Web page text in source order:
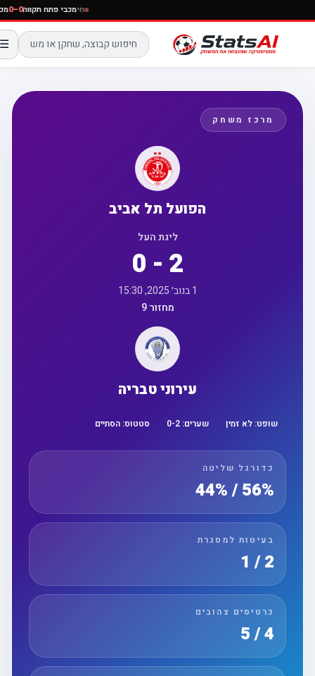
חימכבי פתח תקווה0–0
☰
מרכז משחק
הפועל תל אביב
ליגת העל
0 - 2
מחזור 9
עירוני טבריה
שופט:לא זמין שערים: 0 -2 סטטוס:הסתיים
כדורגל שליטה
56% / 44%
בעיטות למסגרת
כרטיסים צהובים